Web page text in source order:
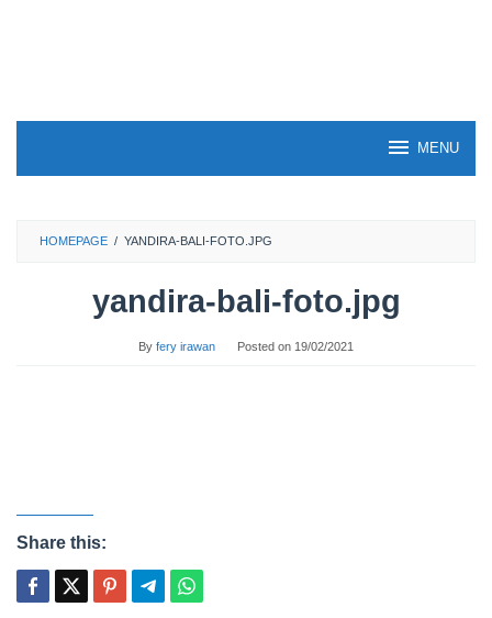
MENU
HOMEPAGE / YANDIRA-BALI-FOTO.JPG
yandira-bali-foto.jpg
By fery irawan Posted on 19/02/2021
Share this: